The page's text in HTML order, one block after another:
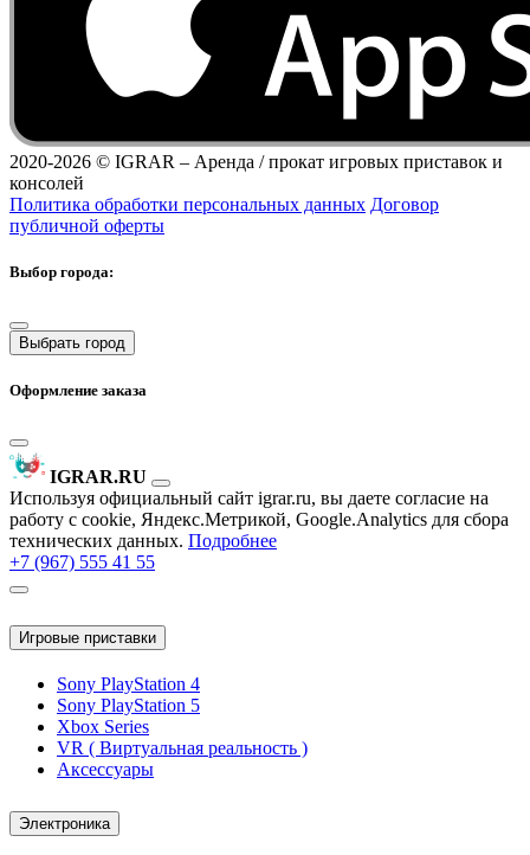
2020-2026 © IGRAR – Аренда / прокат игровых приставок и
консолей
Политика обработки персональных данных Договор
публичной оферты
Выбор города:
Выбрать город
Оформление заказа
IGRAR.RU
Используя официальный сайт igrar.ru, вы даете согласие на
работу с cookie, Яндекс.Метрикой, Google.Analytics для сбора
технических данных. Подробнее
+7 (967) 555 41 55
Игровые приставки
Sony PlayStation 4
Sony PlayStation 5
Xbox Series
VR ( Виртуальная реальность )
Аксессуары
Электроника